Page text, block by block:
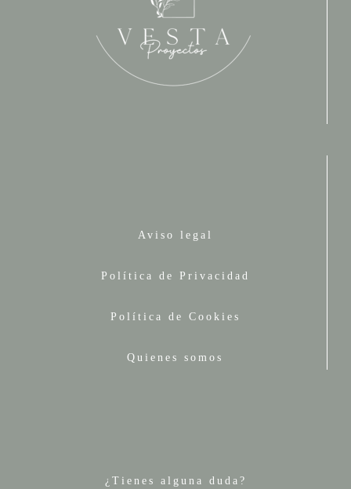
Aviso legal
Política de Privacidad
Política de Cookies
Quienes somos
¿Tienes alguna duda?